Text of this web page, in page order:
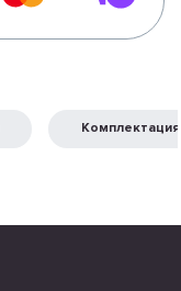
Комплектация